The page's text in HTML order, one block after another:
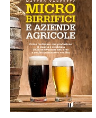
PRODOTTI
FARFALLE
PICCOLO POLLAIO
STORIE DEI
CONSERVARE LA